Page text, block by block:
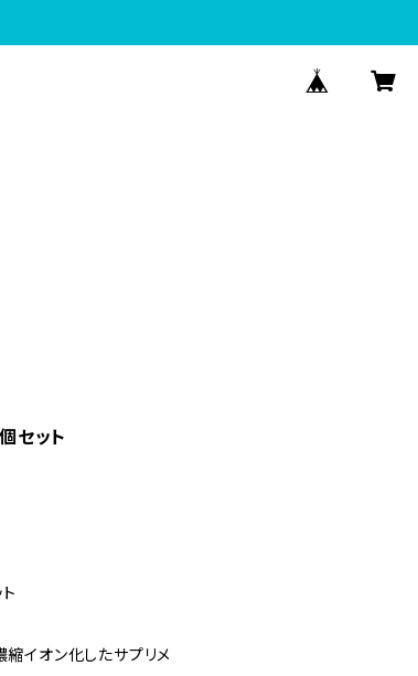
セット
イオン化したサプリメ